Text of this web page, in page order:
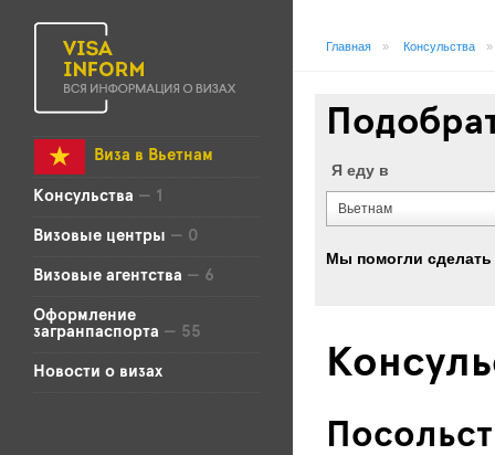
Виза в Вьетнам
Консульства — 1
Визовые центры — 0
Визовые агентства — 6
Оформление
загранпаспорта — 55
Новости о визах
Главная » Консульства »
Я еду в
Вьетнам
Мы помогли